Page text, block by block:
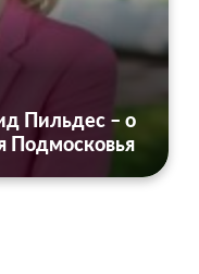
Пильдес – о
Подмосковья